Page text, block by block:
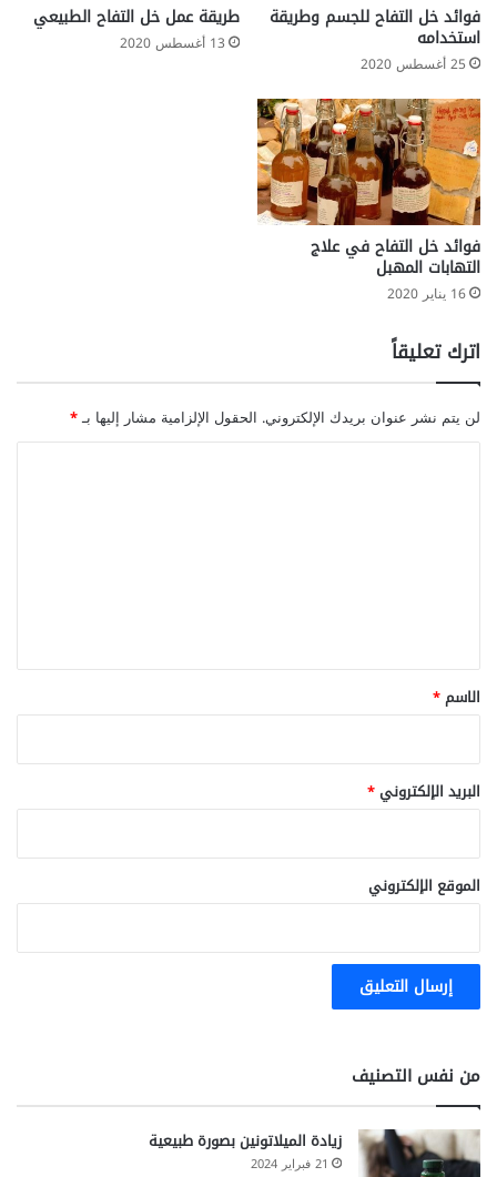
فوائد خل التفاح للجسم وطريقة
استخدامه
25 أغسطس 2020
طريقة عمل خل التفاح الطبيعي
13 أغسطس 2020
فوائد خل التفاح في علاج
التهابات المهبل
16 يناير 2020
اترك تعليقاً
لن يتم نشر عنوان بريدك الإلكتروني. الحقول الإلزامية مشار إليها بـ*
*
الاسم*
البريد الإلكتروني*
الموقع الإلكتروني
من نفس التصنيف
زيادة الميلاتونين بصورة طبيعية
21 فبراير 2024